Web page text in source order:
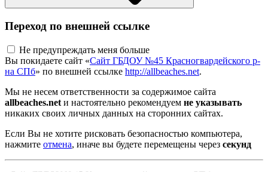
Переход по внешней ссылке
Не предупреждать меня больше
Вы покидаете сайт «Сайт ГБДОУ №45 Красногвардейского р-
на СПб» по внешней ссылке http://allbeaches.net.
Мы не несем ответственности за содержимое сайта
allbeaches.netи настоятельно рекомендуем не указывать
никаких своих личных данных на сторонних сайтах.
Если Вы не хотите рисковать безопасностью компьютера,
нажмите отмена, иначе вы будете перемещены через секунд